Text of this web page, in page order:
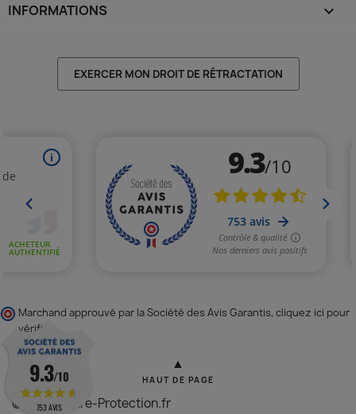
INFORMATIONS keyboard_arrow_down
EXERCER MON DROIT DE RÉTRACTATION
Marchand approuvé par la Société des Avis Garantis, cliquez ici pour
vérifier
▲
HAUT DE PAGE
© 2026 - Vitre-Protection.fr
9.3/10
753 AVIS